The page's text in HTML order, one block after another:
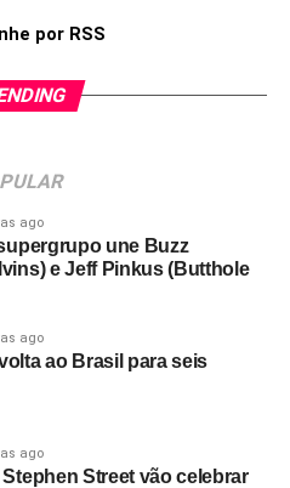
por RSS
ago
une Buzz
e Jeff Pinkus (Butthole
ago
ao Brasil para seis
ago
Stephen Street vão celebrar